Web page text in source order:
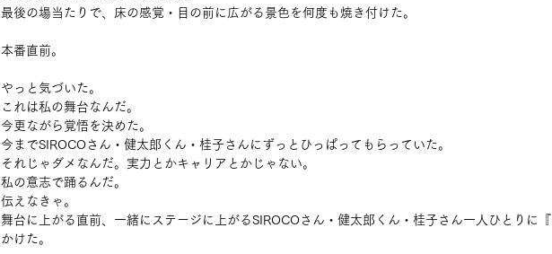
最後の場当たりで、床の感覚・目の前に広がる景色を何度も焼き付けた。
本番直前。
やっと気づいた。
これは私の舞台なんだ。
今更ながら覚悟を決めた。
今までSIROCOさん・健太郎くん・桂子さんにずっとひっぱってもらっていた。
それじゃダメなんだ。実力とかキャリアとかじゃない。
私の意志で踊るんだ。
伝えなきゃ。
舞台に上がる直前、一緒にステージに上がるSIROCOさん・健太郎くん・桂子さん一人ひとりに
かけた。